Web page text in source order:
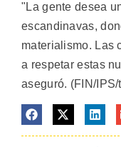
"La gente desea
escandinavas,
materialismo. Las
a respetar estas
aseguró. (FIN/